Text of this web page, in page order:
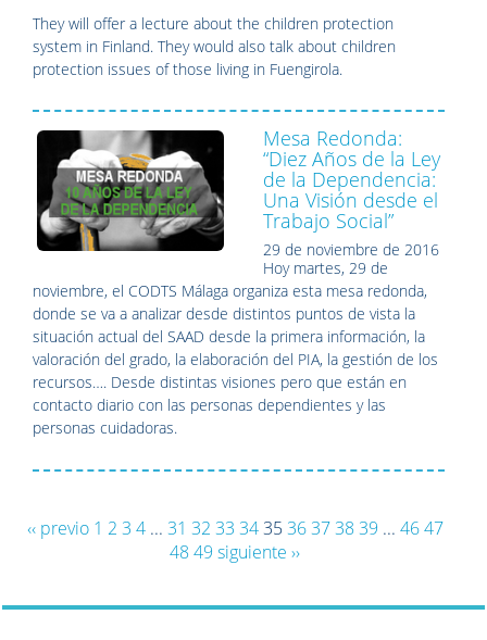
They will offer a lecture about the children protection
system in Finland. They would also talk about children
protection issues of those living in Fuengirola.
Mesa Redonda:
“Diez Años de la Ley
de la Dependencia:
Una Visión desde el
Trabajo Social”
29 de noviembre de 2016
Hoy martes, 29 de
noviembre, el CODTS Málaga organiza esta mesa redonda,
donde se va a analizar desde distintos puntos de vista la
situación actual del SAAD desde la primera información, la
valoración del grado, la elaboración del PIA, la gestión de los
recursos…. Desde distintas visiones pero que están en
contacto diario con las personas dependientes y las
personas cuidadoras.
‹‹ previo 1 2 3 4... 31 32 33 34 35 36 37 38 39 ... 46 47
4849 siguiente ››